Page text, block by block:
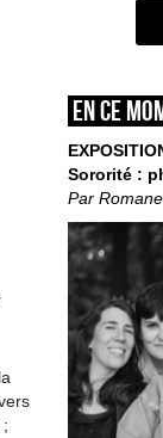
En ce
Sororité :
Par